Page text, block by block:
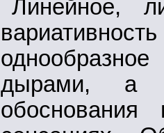
Линейное,
дырами, а